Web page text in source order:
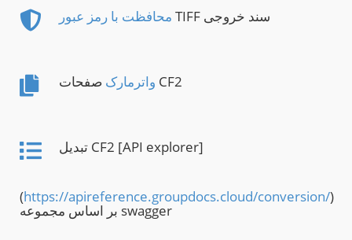
محافظت با رمز عبور TIFF سند خروجی
واترمارک صفحات CF2
تبدیل CF2 [API explorer]
(https://apireference.groupdocs.cloud/conversion/)
بر اساس مجموعه swagger